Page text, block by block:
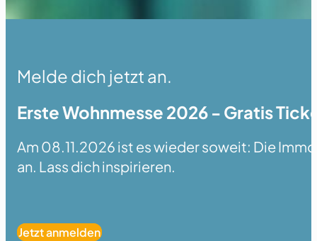
Melde dich jetzt an.
Erste Wohnmesse 2026 - Gratis
Am 08.11.2026 ist es wieder soweit: Die
an. Lass dich inspirieren.
Jetzt anmelden